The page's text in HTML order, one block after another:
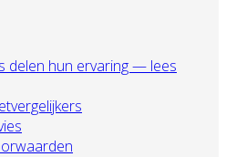
delen hun ervaring — lees